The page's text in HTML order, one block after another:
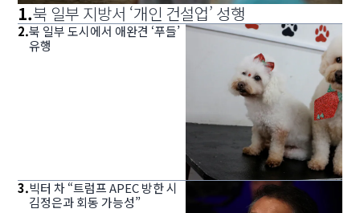
1.북 일부 지방서 ‘개인 건설업’ 성행
2.북 일부 도시에서 애완견 ‘푸들’
유행
3.빅터 차 “트럼프 APEC 방한 시
김정은과 회동 가능성”